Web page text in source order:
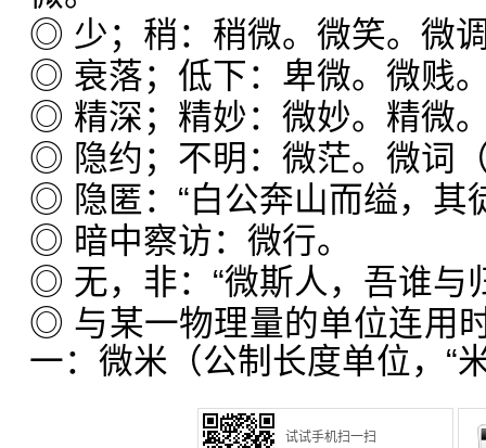
◎ 少；稍：稍微。微笑。微
◎ 衰落；低下：卑微。微贱
◎ 精深；精妙：微妙。精微
◎ 隐约；不明：微茫。微词
◎ 隐匿：“白公奔山而缢，其
◎ 暗中察访：微行。
◎ 无，非：“微斯人，吾谁与
◎ 与某一物理量的单位连用
一：微米（公制长度单位，“
试试手机扫一扫